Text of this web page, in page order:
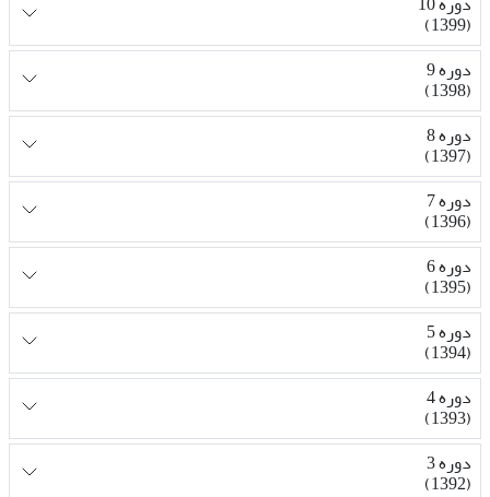
(1399)
دوره 9
(1398)
دوره 8
(1397)
دوره 7
(1396)
دوره 6
(1395)
دوره 5
(1394)
دوره 4
(1393)
دوره 3
(1392)